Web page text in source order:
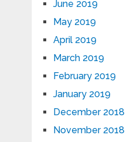
June 2019
May 2019
April 2019
March 2019
February 2019
January 2019
December 2018
November 2018